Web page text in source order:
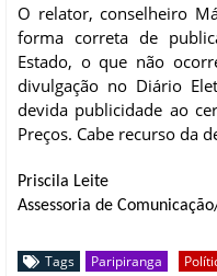
O relator, conselheiro
forma correta de
Estado, o que não
divulgação no Diário
devida publicidade ao
Preços. Cabe recurso da
Priscila Leite
Assessoria de
Tags Paripiranga